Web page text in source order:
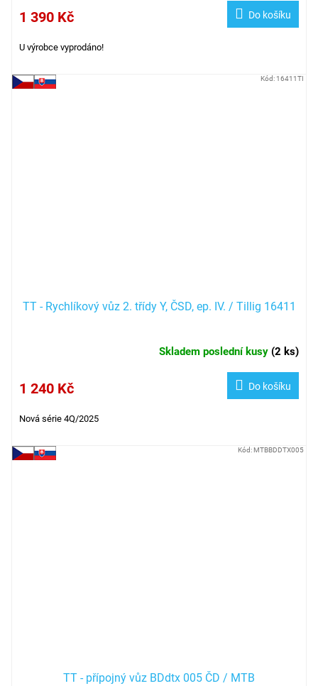
1 390 Kč Do košíku
U výrobce vyprodáno!
TT - Rychlíkový vůz 2. třídy Y, ČSD, ep. IV. / Tillig 16411
Skladem poslední kusy (2 ks)
1 240 Kč Do košíku
Nová série 4Q/2025
Kód: 16411TI
TT - přípojný vůz BDdtx 005 ČD / MTB
Kód:MTBBDDTX005